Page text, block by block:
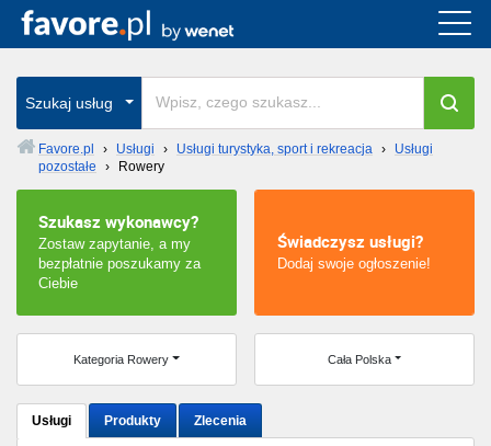
Szukaj usług
Favore.pl › Usługi › Usługi turystyka, sport i rekreacja ›
Usługi
pozostałe
› Rowery
Szukasz wykonawcy?
Zostaw zapytanie, a my
bezpłatnie poszukamy za
Ciebie
Świadczysz usługi?
Dodaj swoje ogłoszenie!
Kategoria Rowery Cała Polska
Usługi Produkty Zlecenia
Cała Polska
wszystkie w całym kraju
Wrocław
Kraków
Poznań
Łódź
Katowice